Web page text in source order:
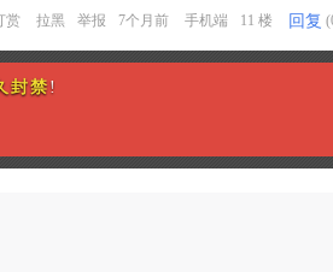
赏 拉黑 举报 7个月前 手机端 11 楼 回复
封禁 !